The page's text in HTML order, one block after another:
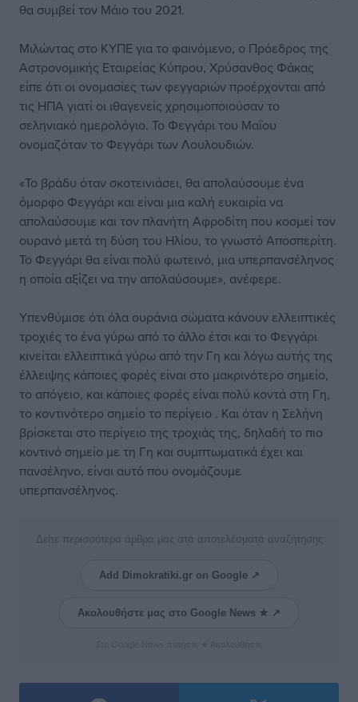
θα συμβεί τον Μάιο του 2021.
Μιλώντας στο ΚΥΠΕ για το φαινόμενο, ο Πρόεδρος της
Αστρονομικής Εταιρείας Κύπρου, Χρύσανθος Φάκας
είπε ότι οι ονομασίες των φεγγαριών προέρχονται από
τις ΗΠΑ γιατί οι ιθαγενείς χρησιμοποιούσαν το
σεληνιακό ημερολόγιο. Το Φεγγάρι του Μαΐου
ονομαζόταν το Φεγγάρι των Λουλουδιών.
«Το βράδυ όταν σκοτεινιάσει, θα απολαύσουμε ένα
όμορφο Φεγγάρι και είναι μια καλή ευκαιρία να
απολαύσουμε και τον πλανήτη Αφροδίτη που κοσμεί τον
ουρανό μετά τη δύση του Ηλίου, το γνωστό Αποσπερίτη.
Το Φεγγάρι θα είναι πολύ φωτεινό, μια υπερπανσέληνος
η οποία αξίζει να την απολαύσουμε», ανέφερε.
Υπενθύμισε ότι όλα ουράνια σώματα κάνουν ελλειπτικές
τροχιές το ένα γύρω από το άλλο έτσι και το Φεγγάρι
κινείται ελλειπτικά γύρω από την Γη και λόγω αυτής της
έλλειψης κάποιες φορές είναι στο μακρινότερο σημείο,
το απόγειο, και κάποιες φορές είναι πολύ κοντά στη Γη,
το κοντινότερο σημείο το περίγειο . Και όταν η Σελήνη
βρίσκεται στο περίγειο της τροχιάς της, δηλαδή το πιο
κοντινό σημείο με τη Γη και συμπτωματικά έχει και
πανσέληνο, είναι αυτό που ονομάζουμε
υπερπανσέληνος.
Δείτε περισσότερα άρθρα μας στα αποτελέσματα αναζήτησης
Add Dimokratiki.gr on Google ↗
Ακολουθήστε μας στο Google News ★ ↗